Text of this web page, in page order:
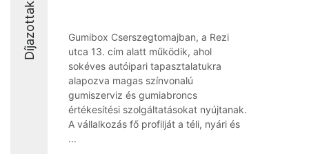
Díjazottak
Gumibox Cserszegtomajban, a Rezi
utca 13. cím alatt működik, ahol
sokéves autóipari tapasztalatukra
alapozva magas színvonalú
gumiszerviz és gumiabroncs
értékesítési szolgáltatásokat nyújtanak.
A vállalkozás fő profilját a téli, nyári és
...